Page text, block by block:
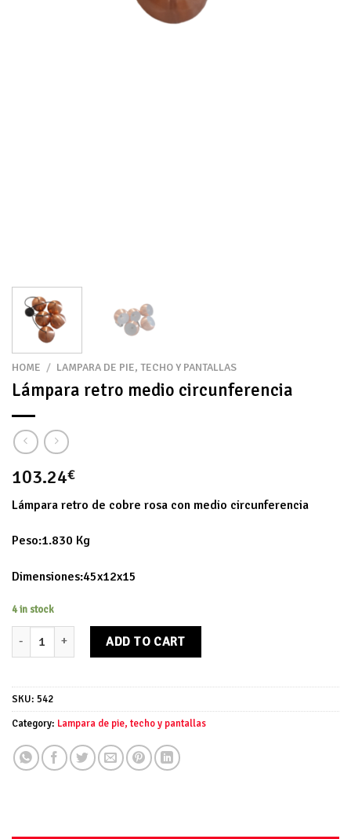
HOME / LAMPARA DE PIE, TECHO Y PANTALLAS
Lámpara retro medio circunferencia
103.24€
Lámpara retro de cobre rosa con medio circunferencia
Peso:1.830 Kg
Dimensiones:45x12x15
4 in stock
Lámpara retro medio circunferencia quantity
ADD TO CART
SKU: 542
Category: Lampara de pie, techo y pantallas